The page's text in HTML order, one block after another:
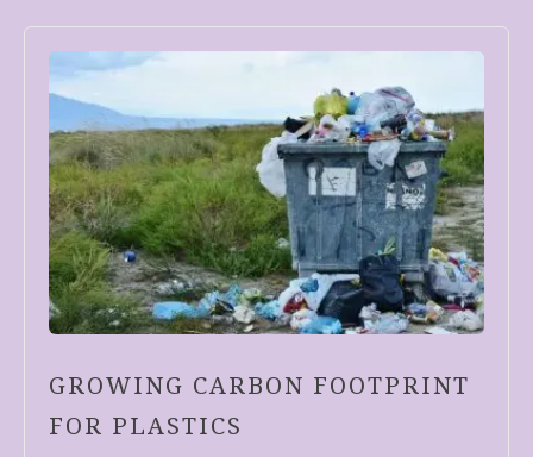
GROWING CARBON FOOTPRINT
FOR PLASTICS